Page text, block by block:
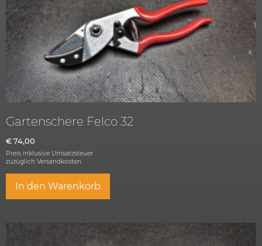
Gartenschere Felco 32
€ 74,00
Preis inklusive Umsatzsteuer
zuzüglich Versandkosten.
In den Warenkorb